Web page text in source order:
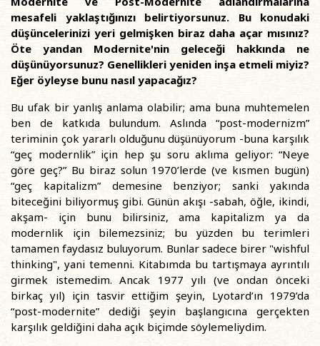
mesafeli yaklaştığınızı belirtiyorsunuz. Bu konudaki
düşüncelerinizi yeri gelmişken biraz daha açar mısınız?
Öte yandan Modernite'nin geleceği hakkında ne
düşünüyorsunuz? Genellikleri yeniden inşa etmeli miyiz?
Eğer öyleyse bunu nasıl yapacağız?
Bu ufak bir yanlış anlama olabilir; ama buna muhtemelen
ben de katkıda bulundum. Aslında “post-modernizm”
teriminin çok yararlı olduğunu düşünüyorum -buna karşılık
“geç modernlik” için hep şu soru aklıma geliyor: “Neye
göre geç?” Bu biraz solun 1970’lerde (ve kısmen bugün)
“geç kapitalizm” demesine benziyor; sanki yakında
biteceğini biliyormuş gibi. Günün akışı -sabah, öğle, ikindi,
akşam- için bunu bilirsiniz, ama kapitalizm ya da
modernlik için bilemezsiniz; bu yüzden bu terimleri
tamamen faydasız buluyorum. Bunlar sadece birer "wishful
thinking", yani temenni. Kitabımda bu tartışmaya ayrıntılı
girmek istemedim. Ancak 1977 yılı (ve ondan önceki
birkaç yıl) için tasvir ettiğim şeyin, Lyotard’ın 1979’da
“post-modernite” dediği şeyin başlangıcına gerçekten
karşılık geldiğini daha açık biçimde söylemeliydim.